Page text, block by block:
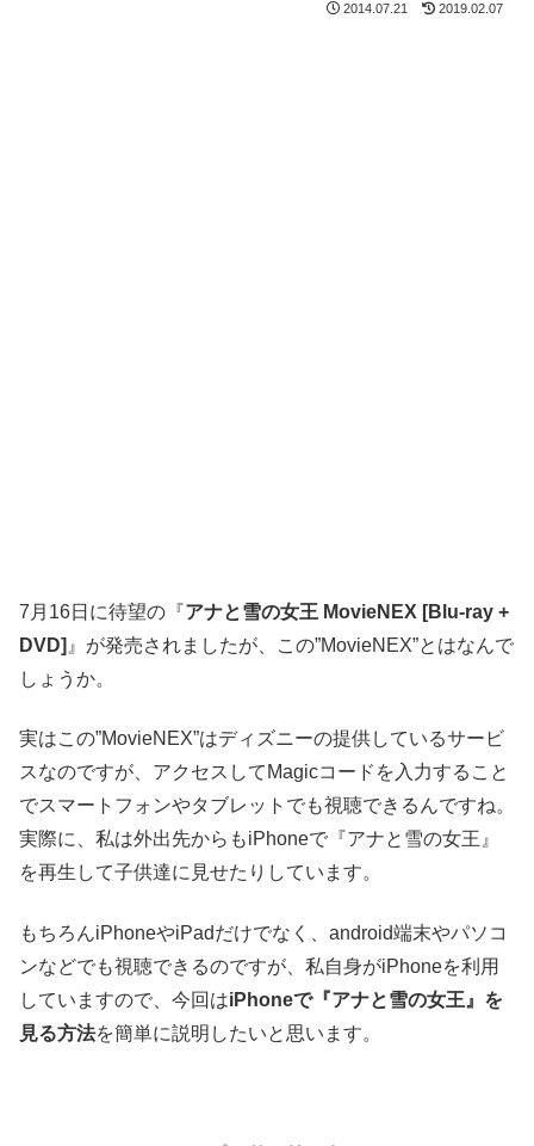
2014.07.21 2019.02.07
7月16日に待望の『アナと雪の女王 MovieNEX [Blu-ray +
DVD] 』が発売されましたが、この”MovieNEX”とはなんで
しょうか。
実はこの”MovieNEX”はディズニーの提供しているサービ
スなのですが、アクセスしてMagicコードを入力すること
でスマートフォンやタブレットでも視聴できるんですね。
実際に、私は外出先からもiPhoneで『アナと雪の女王』
を再生して子供達に見せたりしています。
もちろんiPhoneやiPadだけでなく、android端末やパソコ
ンなどでも視聴できるのですが、私自身がiPhoneを利用
していますので、今回はiPhoneで『アナと雪の女王』を
見る方法を簡単に説明したいと思います。